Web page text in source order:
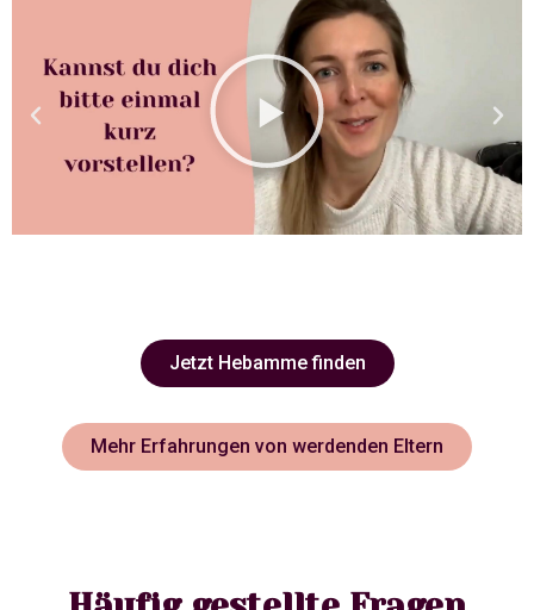
Jetzt Hebamme finden
Mehr Erfahrungen von werdenden Eltern